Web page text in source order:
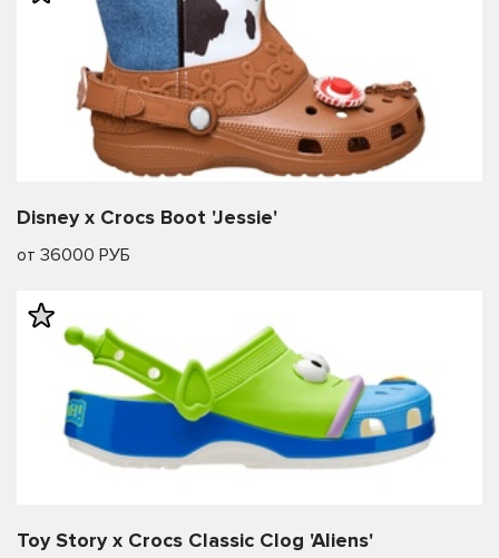
Disney x Crocs Boot 'Jessie'
от 36000 РУБ
Toy Story x Crocs Classic Clog 'Aliens'